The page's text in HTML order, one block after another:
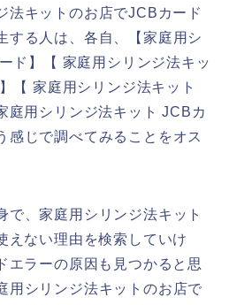
法キットのお店でJCBカード
する人は、各自、【家庭用シ
ド】【 家庭用シリンジ法キッ
【 家庭用シリンジ法キット
用シリンジ法キット JCBカ
じで調べてみることをオス
で、家庭用シリンジ法キット
えない理由を検索していけ
エラーの原因も見つかると思
用シリンジ法キットのお店で